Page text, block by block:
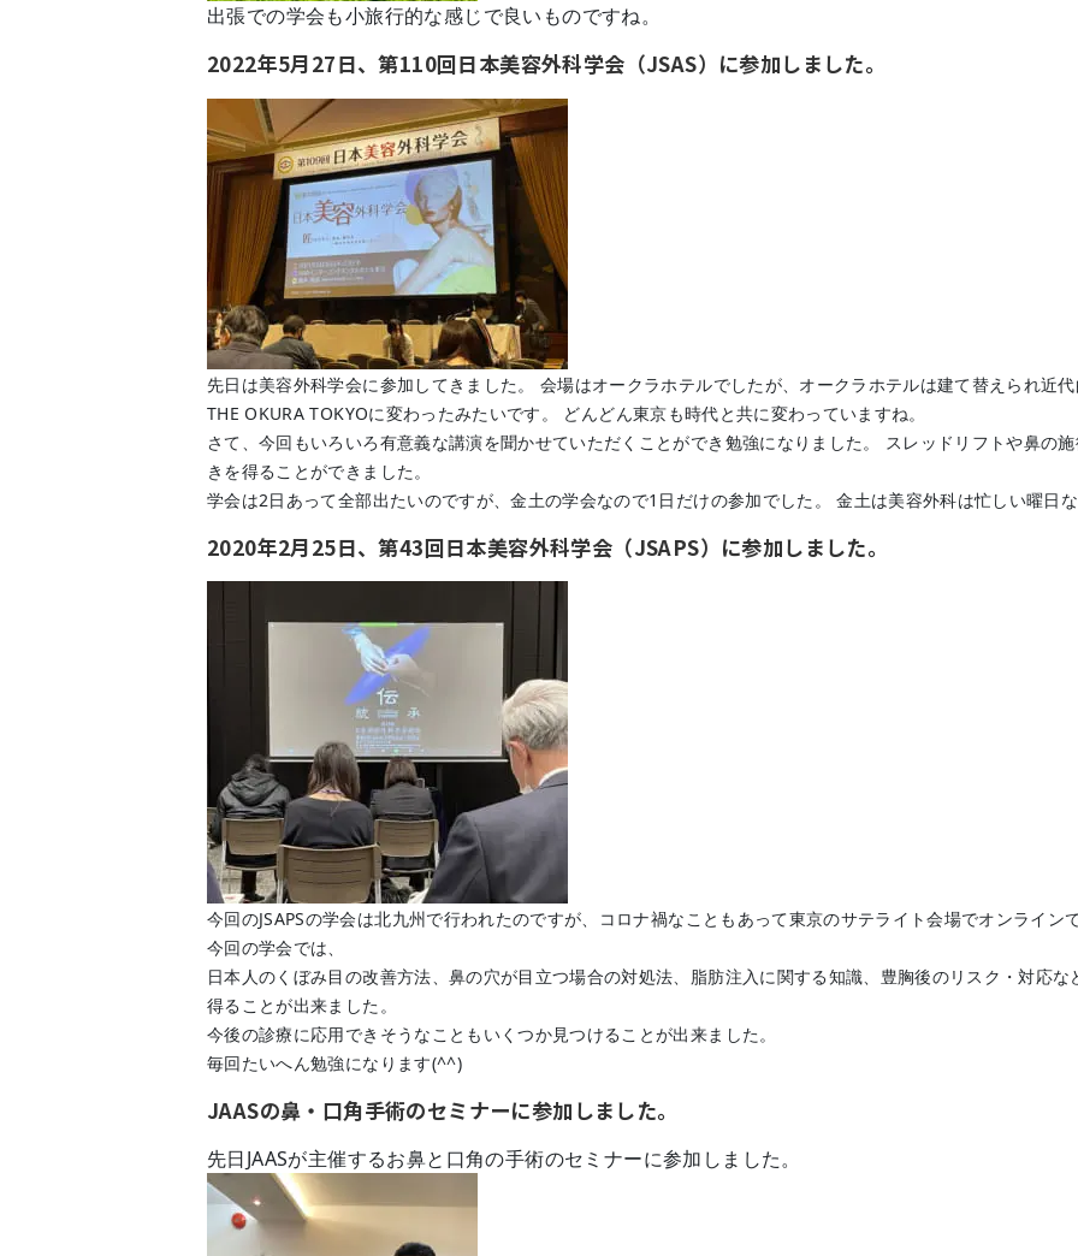
出張での学会も小旅行的な感じで良いものですね。
2022年5月27日、第110回日本美容外科学会（JSAS）に参加しました。
先日は美容外科学会に参加してきました。 会場はオークラホテルでしたが、オークラホテルは建て替えられ近
THE OKURA TOKYOに変わったみたいです。 どんどん東京も時代と共に変わっていますね。
さて、今回もいろいろ有意義な講演を聞かせていただくことができ勉強になりました。 スレッドリフトや鼻の
きを得ることができました。
学会は2日あって全部出たいのですが、金土の学会なので1日だけの参加でした。 金土は美容外科は忙しい曜日
2020年2月25日、第43回日本美容外科学会（JSAPS）に参加しました。
今回のJSAPSの学会は北九州で行われたのですが、コロナ禍なこともあって東京のサテライト会場でオンライン
今回の学会では、
日本人のくぼみ目の改善方法、鼻の穴が目立つ場合の対処法、脂肪注入に関する知識、豊胸後のリスク・対応
得ることが出来ました。
今後の診療に応用できそうなこともいくつか見つけることが出来ました。
毎回たいへん勉強になります(^^)
JAASの鼻・口角手術のセミナーに参加しました。
先日JAASが主催するお鼻と口角の手術のセミナーに参加しました。